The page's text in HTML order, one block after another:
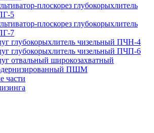
плоскорез глубокорыхлитель
5
плоскорез глубокорыхлитель
7
глубокорыхлитель чизельный ПЧН-4
глубокорыхлитель чизельный ПЧП-6
отвальный широкозахватный
ПШМ
части